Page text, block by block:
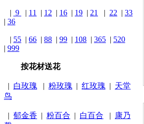
| 9 | 11 | 12 | 16 | 19 | 21 | 22 | 33
| 36
| 55 | 66 | 88 | 99 | 108 | 365 | 520
| 999
按花材送花
| 白玫瑰 | 粉玫瑰 | 红玫瑰 | 天堂
鸟
| 郁金香 | 粉百合 | 白百合 |
康乃